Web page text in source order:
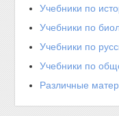
Учебники по
Учебники по
Учебники по
Учебники по
Различные